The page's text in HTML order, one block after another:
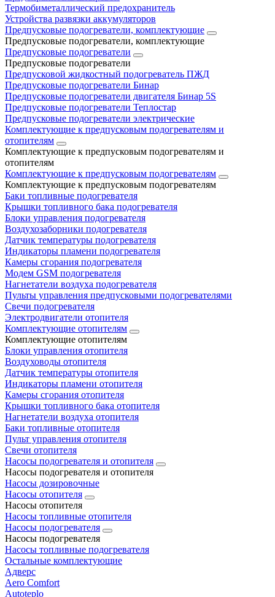
Термобиметаллический предохранитель
Устройства развязки аккумуляторов
Предпусковые подогреватели, комплектующие
Предпусковые подогреватели, комплектующие
Предпусковые подогреватели
Предпусковые подогреватели
Предпусковой жидкостный подогреватель ПЖД
Предпусковые подогреватели Бинар
Предпусковые подогреватели двигателя Бинар 5S
Предпусковые подогреватели Теплостар
Предпусковые подогреватели электрические
Комплектующие к предпусковым подогревателям и
отопителям
Комплектующие к предпусковым подогревателям и
отопителям
Комплектующие к предпусковым подогревателям
Комплектующие к предпусковым подогревателям
Баки топливные подогревателя
Крышки топливного бака подогревателя
Блоки управления подогревателя
Воздухозаборники подогревателя
Датчик температуры подогревателя
Индикаторы пламени подогревателя
Камеры сгорания подогревателя
Модем GSM подогревателя
Нагнетатели воздуха подогревателя
Пульты управления предпусковыми подогревателями
Свечи подогревателя
Электродвигатели отопителя
Комплектующие отопителям
Комплектующие отопителям
Блоки управления отопителя
Воздуховоды отопителя
Датчик температуры отопителя
Индикаторы пламени отопителя
Камеры сгорания отопителя
Крышки топливного бака отопителя
Нагнетатели воздуха отопителя
Баки топливные отопителя
Пульт управления отопителя
Свечи отопителя
Насосы подогревателя и отопителя
Насосы подогревателя и отопителя
Насосы дозировочные
Насосы отопителя
Насосы отопителя
Насосы топливные отопителя
Насосы подогревателя
Насосы подогревателя
Насосы топливные подогревателя
Остальные комплектующие
Адверс
Aero Comfort
Autoteplo